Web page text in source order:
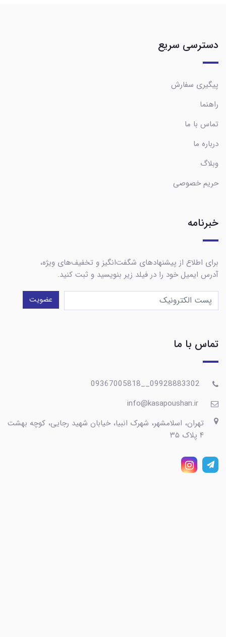
دسترسی سریع
پیگیری سفارش
راهنما
تماس با ما
درباره ما
وبلاگ
حریم خصوصی
خبرنامه
برای اطلاع از پیشنهادهای شگفت‌انگیز و تخفیف‌های ویژه،
آدرس ایمیل خود را در فیلد زیر بنویسید و ثبت کنید.
عضویت
تماس با ما
تهران، اسلامشهر، شهرک انبیا، خیابان شهید رجایی، کوچه بهشت
۴ پلاک ۳۵